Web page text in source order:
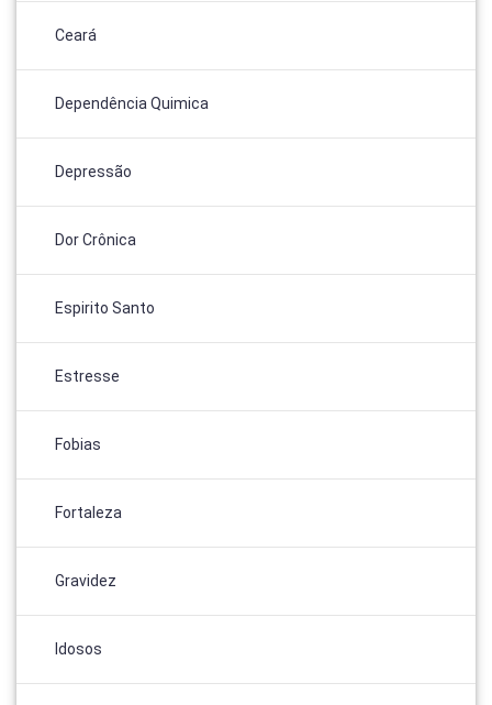
Ceará
Dependência Quimica
Depressão
Dor Crônica
Espirito Santo
Estresse
Fobias
Fortaleza
Gravidez
Idosos